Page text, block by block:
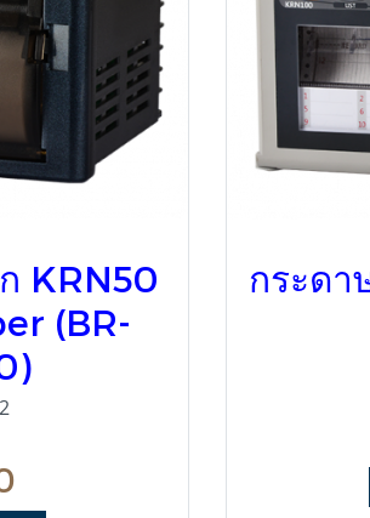
KRN50
(BR-
กระดา